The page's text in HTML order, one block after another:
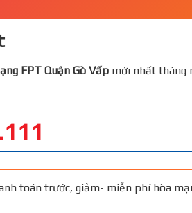
FPT Quận Gò Vấp mới nhất tháng
toán trước, giảm- miễn phí hòa